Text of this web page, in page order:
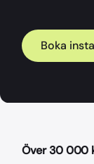
Boka
Över 30 000